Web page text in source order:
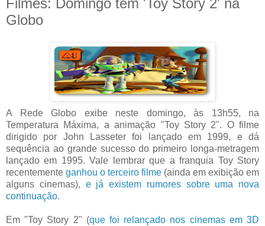
Globo
A Rede Globo exibe neste domingo, às 13h55, na
Temperatura Máxima, a animação "Toy Story 2". O filme
dirigido por John Lasseter foi lançado em 1999, e dá
sequência ao grande sucesso do primeiro longa-metragem
lançado em 1995. Vale lembrar que a franquia Toy Story
recentemente ganhou o terceiro filme (ainda em exibição em
alguns cinemas), e já existem rumores sobre uma nova
continuação.
Em "Toy Story 2" (que foi relançado nos cinemas em 3D